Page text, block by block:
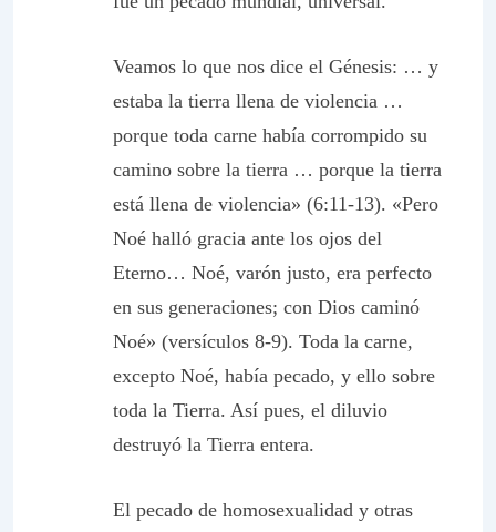
Veamos lo que nos dice el Génesis: … y
estaba la tierra llena de violencia …
porque toda carne había corrompido su
camino sobre la tierra … porque la tierra
está llena de violencia» (6:11-13). «Pero
Noé halló gracia ante los ojos del
Eterno… Noé, varón justo, era perfecto
en sus generaciones; con Dios caminó
Noé» (versículos 8-9). Toda la carne,
excepto Noé, había pecado, y ello sobre
toda la Tierra. Así pues, el diluvio
destruyó la Tierra entera.
El pecado de homosexualidad y otras